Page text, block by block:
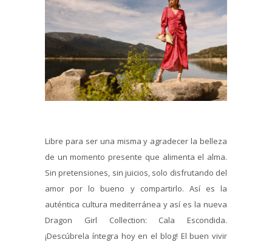
Libre para ser una misma y agradecer la belleza
de un momento presente que alimenta el alma.
Sin pretensiones, sin juicios, solo disfrutando del
amor por lo bueno y compartirlo. Así es la
auténtica cultura mediterránea y así es la nueva
Dragon Girl Collection: Cala Escondida.
¡Descúbrela íntegra hoy en el blog! El buen vivir